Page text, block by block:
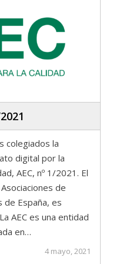
colegiados la
digital por la
AEC, nº 1/2021. El
de
de España, es
AEC es una entidad
en…
4 mayo, 2021